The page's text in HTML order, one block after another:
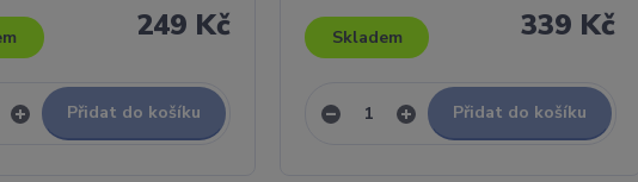
249 Kč
Přidat do košíku
339 Kč
Skladem
Přidat do košíku